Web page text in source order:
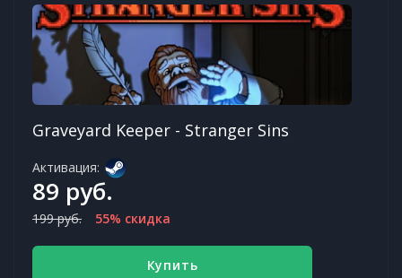
Graveyard Keeper - Stranger Sins
Активация:
89 руб.
199 руб. 55% скидка
Купить